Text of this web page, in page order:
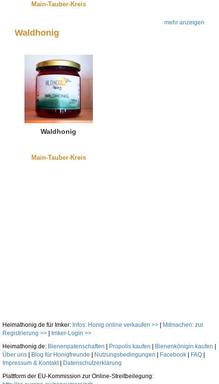
Main-Tauber-Kreis
mehr anzeigen
Waldhonig
Waldhonig
Main-Tauber-Kreis
Heimathonig.de für Imker: Infos: Honig online verkaufen >>
Mitmachen: zur
Registrierung >>
Imker-Login >>
Heimathonig.de: Bienenpatenschaften Propolis kaufen Bienenkönigin kaufen
Über uns
Blog für Honigfreunde Nutzungsbedingungen Facebook FAQ
Impressum & Kontakt|
Datenschutzerklärung
Plattform der EU-Kommission zur Online-Streitbeilegung: